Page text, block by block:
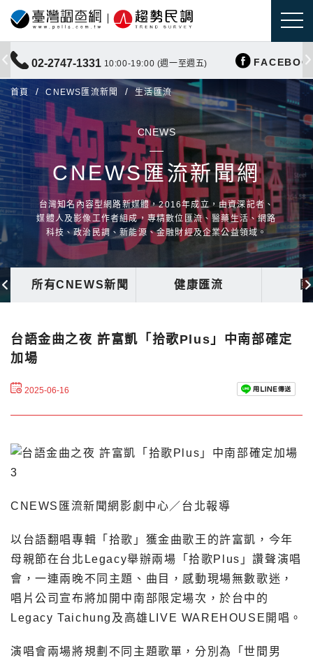
02-2747-1331 10:00-19:00 (週一至週五)
首頁 CNEWS匯流新聞 生活匯流
CNEWS
CNEWS匯流新聞網
台灣知名內容型網路新媒體，2016年成立，由資深記者、
媒體人及影像工作者組成，專精數位匯流、醫藥生活、網路
科技、政治民調、新能源、金融財經及企業公益領域。
所有CNEWS新聞 健康匯流
台語金曲之夜 許富凱「拾歌Plus」中南部確定
加場
2025-06-16
CNEWS匯流新聞網影劇中心／台北報導
以台語翻唱專輯「拾歌」獲金曲歌王的許富凱，今年
母親節在台北Legacy舉辦兩場「拾歌Plus」讚聲演唱
會，一連兩晚不同主題、曲目，感動現場無數歌迷，
唱片公司宣布將加開中南部限定場次，於台中的
Legacy Taichung及高雄LIVE WAREHOUSE開唱。
演唱會兩場將規劃不同主題歌單，分別為「世間男